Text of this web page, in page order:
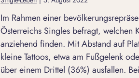
Im Rahmen einer
Österreichs Singles befragt, welchen
anziehend finden. Mit Abstand auf
kleine Tattoos, etwa am Fußgelenk
über einem Drittel (36%) ausfallen.